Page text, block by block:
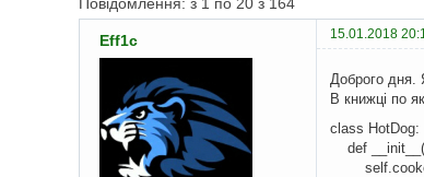
Eff1c 15.01.2018
Доброго дня.
В книжці по
class HotDog:
def